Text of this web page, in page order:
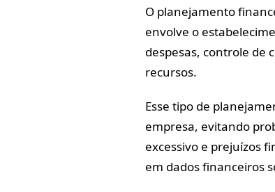
O planejamento
envolve o
despesas, controle de
recursos.
Esse tipo de
empresa, evitando
excessivo e prejuízos
em dados financeiros